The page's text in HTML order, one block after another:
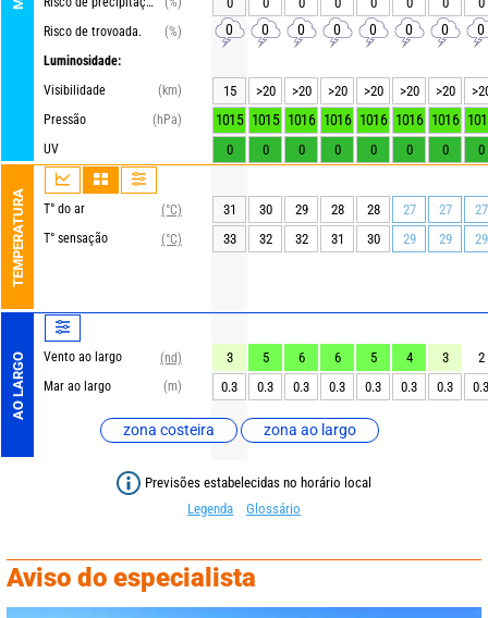
Risco de trovoada.
(%)
Luminosidade:
Visibilidade
(km)
Pressão
(hPa)
UV
TEMPERATURA T° do ar
(°C)
T° sensação
(°C)
AO LARGO Vento ao largo
(nd)
Mar ao largo
(m)
zona costeira zona ao largo
0 0 0 0 0 0 0 0
15 >20 >20 >20 >20 >20 >20
1015 1015 1016 1016 1016 1016 1016
0 0 0 0 0 0 0 0
31 30 29 28 28 27 27
27
33
32 32 31 30 29 29 29
3 5 6 6 5 4 3
2
0.3
0.3 0.3 0.3 0.3 0.3 0.3 0.3
Previsões estabelecidas no horário local
Legenda
Glossário
Aviso do especialista